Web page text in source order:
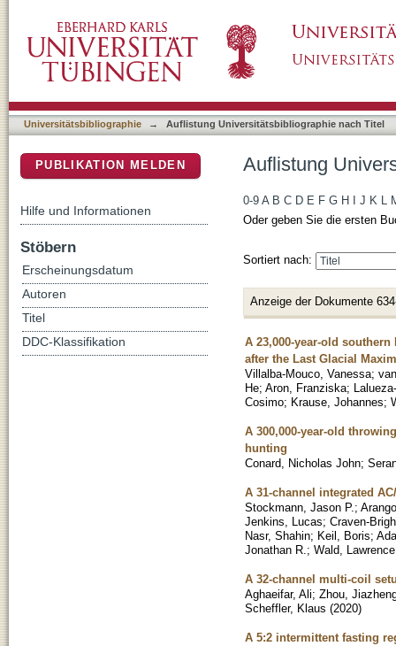
Universitätsbibliographie → Auflistung Universitätsbibliographie nach Titel
Auflistung
0-9 A B C D E F G H J K L
Oder geben Sie die ersten
Sortiert nach:
Anzeige der Dokumente
A 23,000-year-old
after the Last Glacial
Villalba-Mouco, Vanessa;
He; Aron, Franziska;
Cosimo; Krause, Johannes;
A 300,000-year-old
hunting
Conard, Nicholas John;
A 31-channel integrated
Stockmann, Jason P. ;
Jenkins, Lucas; Craven-
Nasr, Shahin; Keil, Boris;
Jonathan R. ; Wald,
A 32-channel multi-coil
Aghaeifar, Ali; Zhou,
Scheffler, Klaus (2020)
A 5:2 intermittent fasting
PUBLIKATION MELDEN
Hilfe und Informationen
Stöbern
Erscheinungsdatum
Autoren
Titel
DDC-Klassifikation